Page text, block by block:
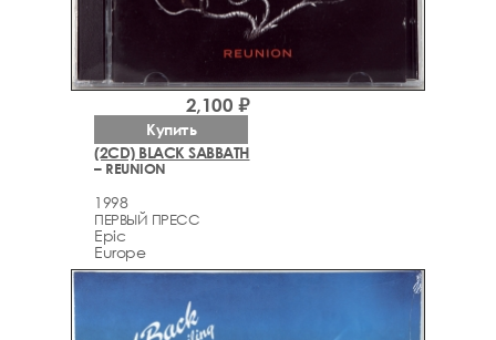
(2CD) BLACK SABBATH
– REUNION
1998
ПЕРВЫЙ ПРЕСС
Epic
Europe
2,100 ₽
Купить